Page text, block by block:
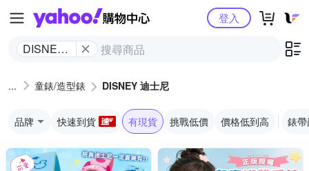
Yahoo購物中心
DISNEY
登入
童錶/造型錶 DISNEY 迪士尼
品牌 快速到貨 有現貨 挑戰低價 價格低到高 錶